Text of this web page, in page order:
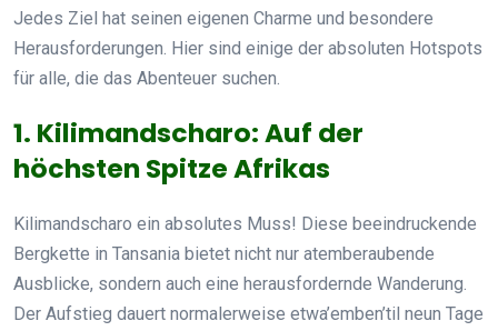
Jedes Ziel hat seinen eigenen Charme und besondere
Herausforderungen. Hier sind einige der absoluten Hotspots
für alle, die das Abenteuer suchen.
1. Kilimandscharo: Auf der
höchsten Spitze Afrikas
Kilimandscharo ein absolutes Muss! Diese beeindruckende
Bergkette in Tansania bietet nicht nur atemberaubende
Ausblicke, sondern auch eine herausfordernde Wanderung.
Der Aufstieg dauert normalerweise etwa’emben’til neun Tage